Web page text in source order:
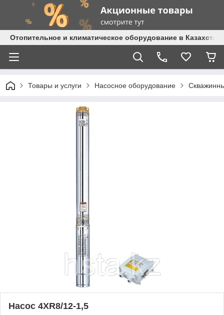
Отопительное и климатическое оборудование в
Товары и услуги Насосное оборудование
Насос 4XR8/12-1,5